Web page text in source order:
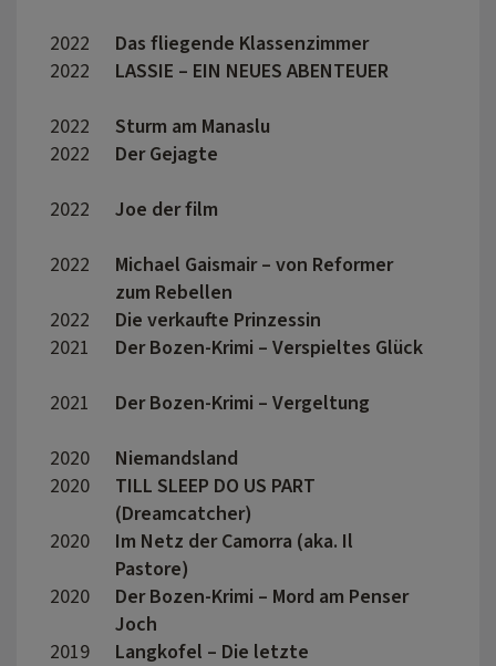
2022
Das fliegende Klassenzimmer
2022
LASSIE – EIN NEUES ABENTEUER
2022
Sturm am Manaslu
2022
Der Gejagte
2022
Joe der film
2022
Michael Gaismair – von Reformer
zum Rebellen
2022
Die verkaufte Prinzessin
2021
Der Bozen-Krimi – Verspieltes Glück
2021
Der Bozen-Krimi – Vergeltung
2020
Niemandsland
2020
TILL SLEEP DO US PART
(Dreamcatcher)
2020
Im Netz der Camorra (aka. Il
Pastore)
2020
Der Bozen-Krimi – Mord am Penser
Joch
2019
Langkofel – Die letzte